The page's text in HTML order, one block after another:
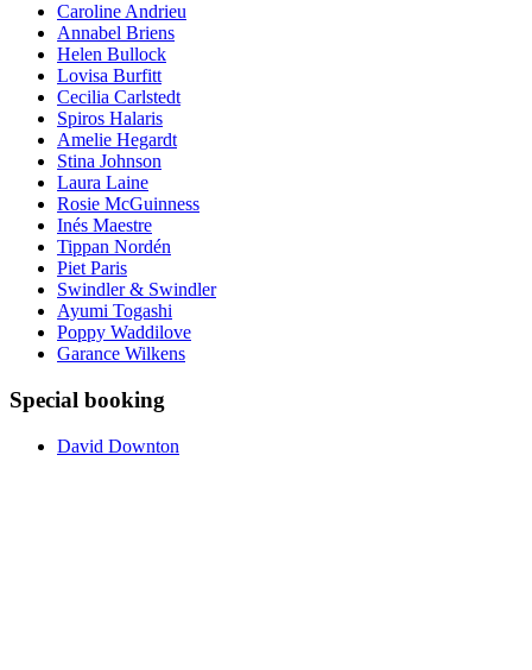
Caroline Andrieu
Annabel Briens
Helen Bullock
Lovisa Burfitt
Cecilia Carlstedt
Spiros Halaris
Amelie Hegardt
Stina Johnson
Laura Laine
Rosie McGuinness
Inés Maestre
Tippan Nordén
Piet Paris
Swindler & Swindler
Ayumi Togashi
Poppy Waddilove
Garance Wilkens
Special booking
David Downton